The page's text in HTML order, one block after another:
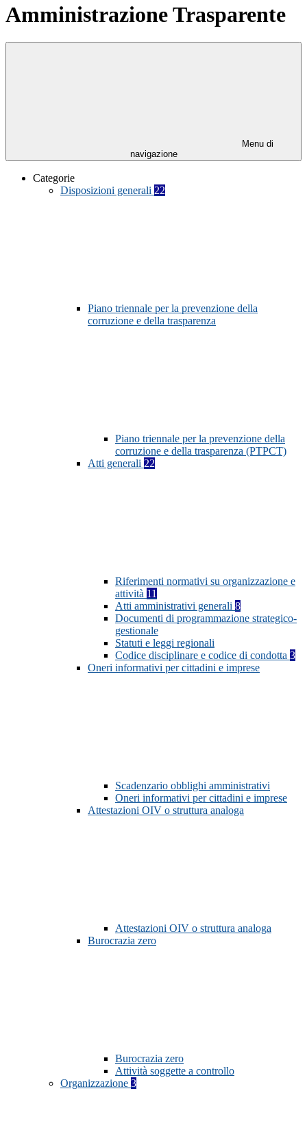
Amministrazione Trasparente
Menu di
navigazione
Categorie
Disposizioni generali 22
Piano triennale per la prevenzione della
corruzione e della trasparenza
Piano triennale per la prevenzione della
corruzione e della trasparenza (PTPCT)
Atti generali 22
Riferimenti normativi su organizzazione e
attività 11
Atti amministrativi generali 8
Documenti di programmazione strategico-
gestionale
Statuti e leggi regionali
Codice disciplinare e codice di condotta 3
Oneri informativi per cittadini e imprese
Scadenzario obblighi amministrativi
Oneri informativi per cittadini e imprese
Attestazioni OIV o struttura analoga
Attestazioni OIV o struttura analoga
Burocrazia zero
Burocrazia zero
Attività soggette a controllo
Organizzazione 3